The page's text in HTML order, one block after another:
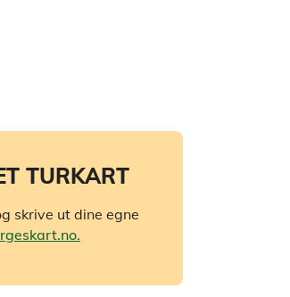
TURKART
skrive ut dine egne